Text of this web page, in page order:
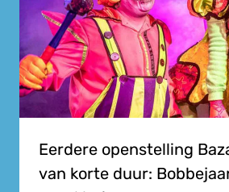
Eerdere openstelling
van korte duur: